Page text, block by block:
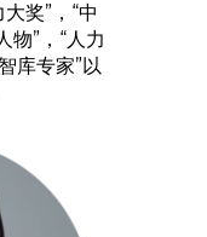
奖”，“中
”，“人力
库专家”以